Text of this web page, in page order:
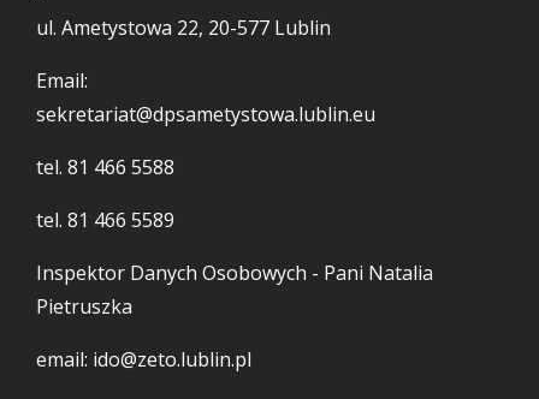
ul. Ametystowa 22, 20-577 Lublin
Email:
sekretariat@dpsametystowa.lublin.eu
tel. 81 466 5588
tel. 81 466 5589
Inspektor Danych Osobowych - Pani Natalia
Pietruszka
email: ido@zeto.lublin.pl